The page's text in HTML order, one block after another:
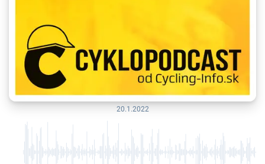
20.1.2022